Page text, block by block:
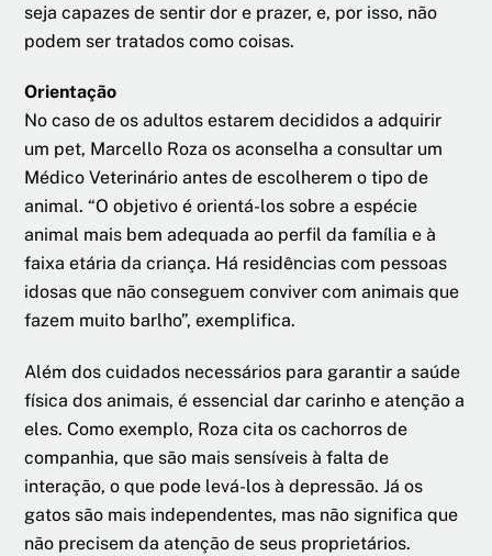
seja capazes de sentir dor e prazer, e, por isso, não
podem ser tratados como coisas.
Orientação
No caso de os adultos estarem decididos a adquirir
um pet, Marcello Roza os aconselha a consultar um
Médico Veterinário antes de escolherem o tipo de
animal. “O objetivo é orientá-los sobre a espécie
animal mais bem adequada ao perfil da família e à
faixa etária da criança. Há residências com pessoas
idosas que não conseguem conviver com animais que
fazem muito barlho”, exemplifica.
Além dos cuidados necessários para garantir a saúde
física dos animais, é essencial dar carinho e atenção a
eles. Como exemplo, Roza cita os cachorros de
companhia, que são mais sensíveis à falta de
interação, o que pode levá-los à depressão. Já os
gatos são mais independentes, mas não significa que
não precisem da atenção de seus proprietários.